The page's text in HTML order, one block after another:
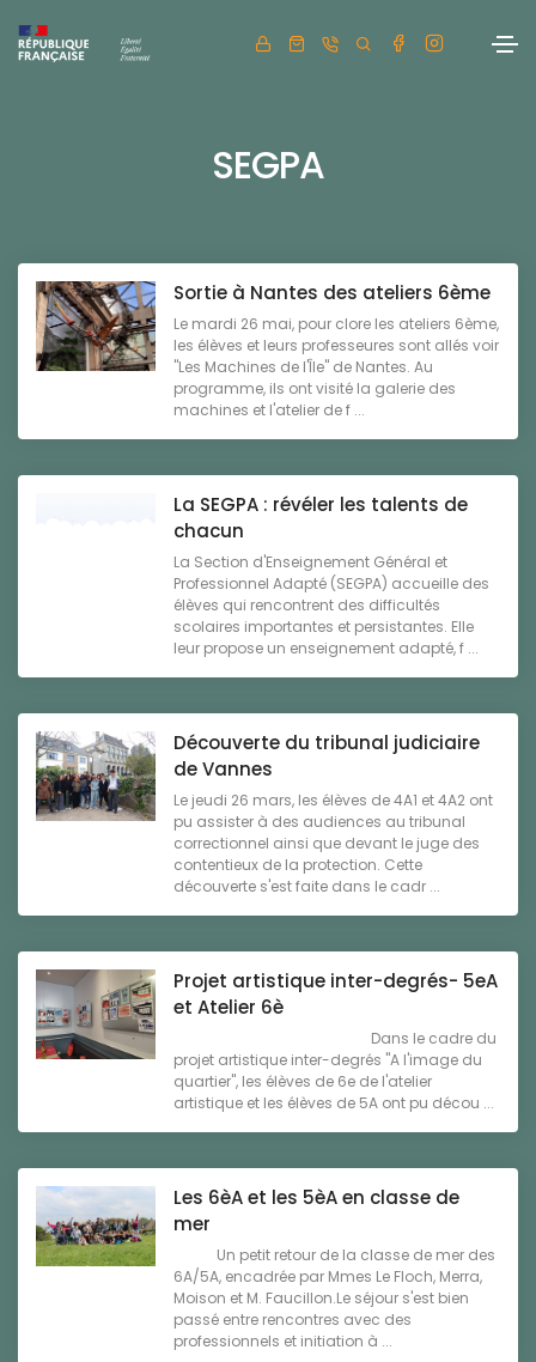
SEGPA
Sortie à Nantes des ateliers 6ème
Le mardi 26 mai, pour clore les ateliers 6ème,
les élèves et leurs professeures sont allés voir
"Les Machines de l'Île" de Nantes. Au
programme, ils ont visité la galerie des
machines et l'atelier de f ...
La SEGPA : révéler les talents de
chacun
La Section d'Enseignement Général et
Professionnel Adapté (SEGPA) accueille des
élèves qui rencontrent des difficultés
scolaires importantes et persistantes. Elle
leur propose un enseignement adapté, f ...
Découverte du tribunal judiciaire
de Vannes
Le jeudi 26 mars, les élèves de 4A1 et 4A2 ont
pu assister à des audiences au tribunal
correctionnel ainsi que devant le juge des
contentieux de la protection. Cette
découverte s'est faite dans le cadr ...
Projet artistique inter-degrés- 5eA
et Atelier 6è
Dans le cadre du
projet artistique inter-degrés "A l'image du
quartier", les élèves de 6e de l'atelier
artistique et les élèves de 5A ont pu décou ...
Les 6èA et les 5èA en classe de
mer
Un petit retour de la classe de mer des
6A/5A, encadrée par Mmes Le Floch, Merra,
Moison et M. Faucillon.Le séjour s'est bien
passé entre rencontres avec des
professionnels et initiation à ...